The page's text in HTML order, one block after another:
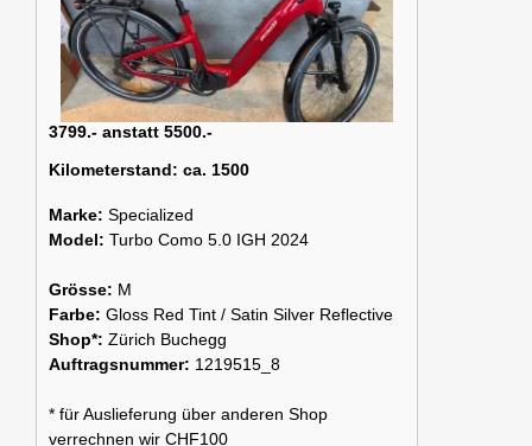
3799.- anstatt 5500.-
Kilometerstand: ca. 1500
Marke: Specialized
Model: Turbo Como 5.0 IGH 2024
Grösse: M
Farbe: Gloss Red Tint / Satin Silver Reflective
Shop*: Zürich Buchegg
Auftragsnummer: 1219515_8
* für Auslieferung über anderen Shop
verrechnen wir CHF100